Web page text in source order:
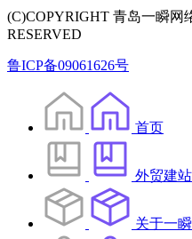
(C)COPYRIGHT 青岛一瞬网
RESERVED
鲁ICP备09061626号
首页
外贸建站
关于一瞬